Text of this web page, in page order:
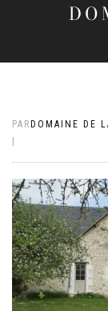
PAR DOMAINE DE